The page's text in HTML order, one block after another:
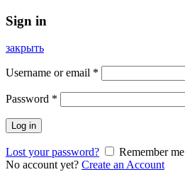
Sign in
закрыть
Username or email *
Password *
Log in
Lost your password?
Remember me
No account yet? Create an Account